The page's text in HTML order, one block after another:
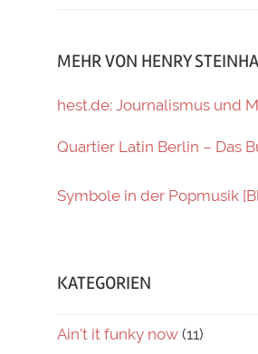
MEHR VON HENRY
hest.de: Journalismus und
Quartier Latin Berlin – Das
Symbole in der Popmusik
KATEGORIEN
Ain't it funky now (11)